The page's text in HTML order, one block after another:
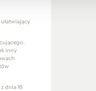
inny
dnia 16